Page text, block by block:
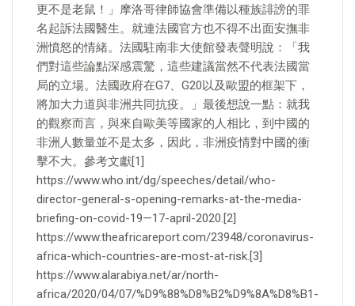
更不是老鼠！」摩洛哥律師協會準備以種族誹謗的罪
名起訴法國醫生。就連法國官方也不得不出面安撫非
洲憤怒的情緒。法國駐南非大使館發表聲明說：「我
們對這些論點深感震驚，這些建議當然不代表法國當
局的立場。法國政府在G7、G20以及歐盟的框架下，
將加大力道與非洲共同抗疫。」最後想說一點：就我
的觀察而言，與來自歐美等國家的人相比，到中國的
非洲人數量並不是太多，因此，非洲疫情對中國的衝
擊不大。參考文獻[1]
https://www.who.int/dg/speeches/detail/who-
director-general-s-opening-remarks-at-the-media-
briefing-on-covid-19—17-april-2020.[2]
https://www.theafricareport.com/23948/coronavirus-
africa-which-countries-are-most-at-risk.[3]
https://www.alarabiya.net/ar/north-
africa/2020/04/07/%D9%88%D8%B2%D9%8A%D8%B1-